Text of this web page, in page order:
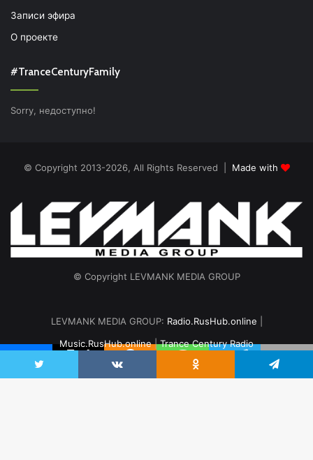
Записи эфира
О проекте
#TranceCenturyFamily
Sorry, недоступно!
© Copyright 2013-2026, All Rights Reserved | Made with
© Copyright LEVMANK MEDIA GROUP
LEVMANK MEDIA GROUP: Radio.RusHub.online
Music.RusHub.online|Trance Century Radio
Главная
#TranceFresh Записи эфира
О проекте
Twitter VKontakte Odnoklassniki Telegram